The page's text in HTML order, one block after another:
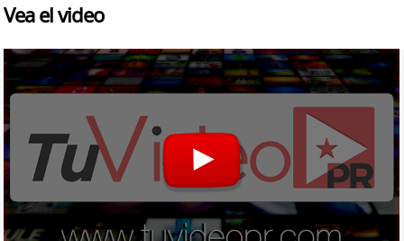
Vea el video